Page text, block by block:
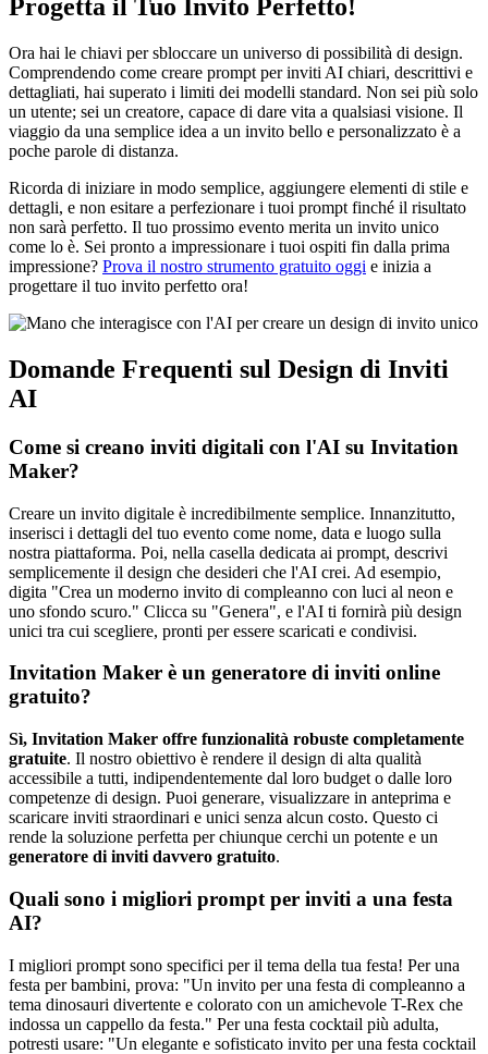
Progetta il Tuo Invito Perfetto!
Ora hai le chiavi per sbloccare un universo di possibilità di design.
Comprendendo come creare prompt per inviti AI chiari, descrittivi e
dettagliati, hai superato i limiti dei modelli standard. Non sei più solo
un utente; sei un creatore, capace di dare vita a qualsiasi visione. Il
viaggio da una semplice idea a un invito bello e personalizzato è a
poche parole di distanza.
Ricorda di iniziare in modo semplice, aggiungere elementi di stile e
dettagli, e non esitare a perfezionare i tuoi prompt finché il risultato
non sarà perfetto. Il tuo prossimo evento merita un invito unico
come lo è. Sei pronto a impressionare i tuoi ospiti fin dalla prima
impressione? Prova il nostro strumento gratuito oggi e inizia a
progettare il tuo invito perfetto ora!
Domande Frequenti sul Design di Inviti
AI
Come si creano inviti digitali con l'AI su Invitation
Maker?
Creare un invito digitale è incredibilmente semplice. Innanzitutto,
inserisci i dettagli del tuo evento come nome, data e luogo sulla
nostra piattaforma. Poi, nella casella dedicata ai prompt, descrivi
semplicemente il design che desideri che l'AI crei. Ad esempio,
digita "Crea un moderno invito di compleanno con luci al neon e
uno sfondo scuro." Clicca su "Genera", e l'AI ti fornirà più design
unici tra cui scegliere, pronti per essere scaricati e condivisi.
Invitation Maker è un generatore di inviti online
gratuito?
Sì, Invitation Maker offre funzionalità robuste completamente
gratuite. Il nostro obiettivo è rendere il design di alta qualità
accessibile a tutti, indipendentemente dal loro budget o dalle loro
competenze di design. Puoi generare, visualizzare in anteprima e
scaricare inviti straordinari e unici senza alcun costo. Questo ci
rende la soluzione perfetta per chiunque cerchi un potente e un
generatore di inviti davvero gratuito.
Quali sono i migliori prompt per inviti a una festa
AI?
I migliori prompt sono specifici per il tema della tua festa! Per una
festa per bambini, prova: "Un invito per una festa di compleanno a
tema dinosauri divertente e colorato con un amichevole T-Rex che
indossa un cappello da festa." Per una festa cocktail più adulta,
potresti usare: "Un elegante e sofisticato invito per una festa cocktail